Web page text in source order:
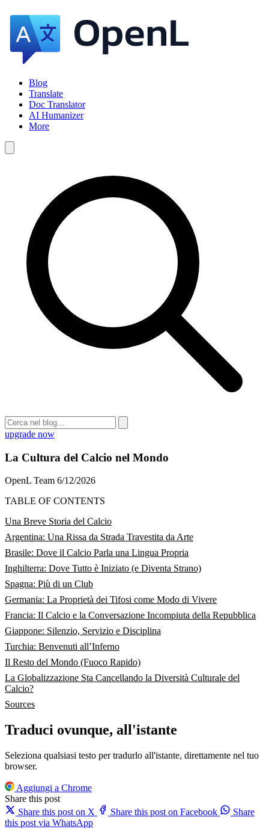
Blog
Translate
Doc Translator
AI Humanizer
More
upgrade now
La Cultura del Calcio nel Mondo
OpenL Team 6/12/2026
TABLE OF CONTENTS
Una Breve Storia del Calcio
Argentina: Una Rissa da Strada Travestita da Arte
Brasile: Dove il Calcio Parla una Lingua Propria
Inghilterra: Dove Tutto è Iniziato (e Diventa Strano)
Spagna: Più di un Club
Germania: La Proprietà dei Tifosi come Modo di Vivere
Francia: Il Calcio e la Conversazione Incompiuta della Repubblica
Giappone: Silenzio, Servizio e Disciplina
Turchia: Benvenuti all’Inferno
Il Resto del Mondo (Fuoco Rapido)
La Globalizzazione Sta Cancellando la Diversità Culturale del
Calcio?
Sources
Traduci ovunque, all'istante
Seleziona qualsiasi testo per tradurlo all'istante, direttamente nel tuo
browser.
Aggiungi a Chrome
Share this post
Share this post on X
Share this post on Facebook
Share
this post via WhatsApp